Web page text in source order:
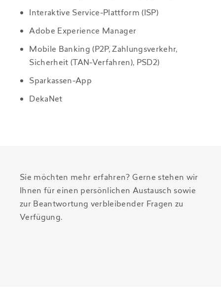
Interaktive Service-Plattform (ISP)
Adobe Experience Manager
Mobile Banking (P2P, Zahlungsverkehr,
Sicherheit (TAN-Verfahren), PSD2)
Sparkassen-App
DekaNet
Sie möchten mehr erfahren? Gerne stehen wir
Ihnen für einen persönlichen Austausch sowie
zur Beantwortung verbleibender Fragen zu
Verfügung.